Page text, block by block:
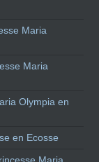
Maria
Maria
Olympia en
en Ecosse